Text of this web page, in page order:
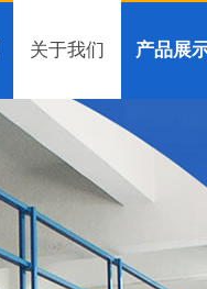
关于我们 产品展